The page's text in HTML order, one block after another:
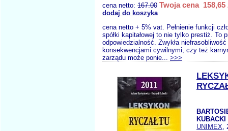
cena netto: 167.00 Twoja cena 158,65
dodaj do koszyka
cena netto + 5% vat. Pełnienie funkcji
spółki kapitałowej to nie tylko prestiż. To
odpowiedzialność. Zwykła
konsekwencjami cywilnymi, czy też
zarządu może ponie... >>>
KUBACKI
UNIMEX,